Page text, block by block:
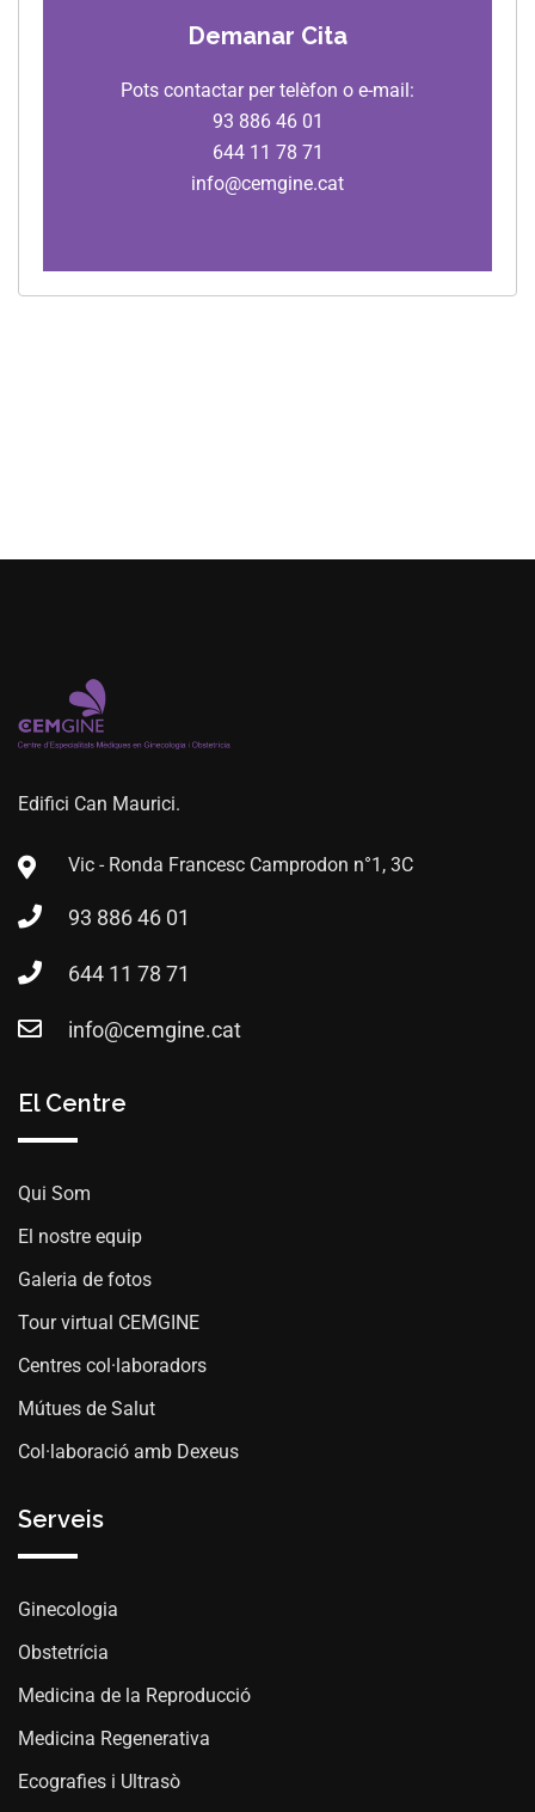
Demanar Cita
Pots contactar per telèfon o e-mail:
93 886 46 01
644 11 78 71
info@cemgine.cat
Edifici Can Maurici.
Vic - Ronda Francesc Camprodon n°1, 3C
93 886 46 01
644 11 78 71
info@cemgine.cat
El Centre
Qui Som
El nostre equip
Galeria de fotos
Tour virtual CEMGINE
Centres col·laboradors
Mútues de Salut
Col·laboració amb Dexeus
Serveis
Ginecologia
Obstetrícia
Medicina de la Reproducció
Medicina Regenerativa
Ecografies i Ultrasò